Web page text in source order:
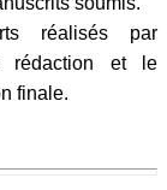
réalisés par
rédaction et le
finale.